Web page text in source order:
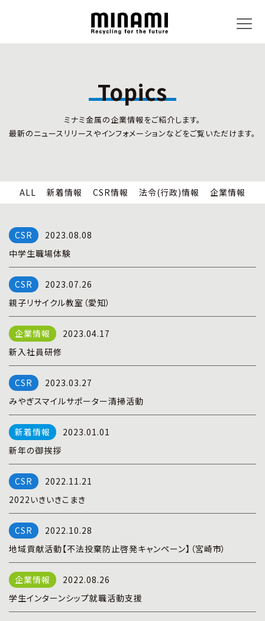
CSR情報
企業情報
全国事業所紹介
事業内容
リサイクルサービス
小型家電リサイクル法
全国の回収対応
Topics
ミナミ金属の企業情報をご紹介します。
最新のニュースリリースやインフォメーションなどをご覧いただけます。
ALL 新着情報 CSR情報 法令(行政)情報 企業情報
2023.08.08
中学生職場体験
2023.07.26
親子リサイクル教室（愛知）
2023.04.17
新入社員研修
2023.03.27
みやぎスマイルサポーター清掃活動
2023.01.01
新年の御挨拶
2022.11.21
2022いきいきこまき
2022.10.28
地域貢献活動【不法投棄防止啓発キャンペーン】（宮崎市）
2022.08.26
学生インターンシップ就職活動支援